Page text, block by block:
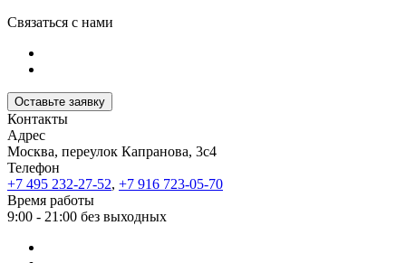
Связаться с нами
Оставьте заявку
Контакты
Адрес
Москва, переулок Капранова, 3с4
Телефон
+7 495 232-27-52, +7 916 723-05-70
Время работы
9:00 - 21:00 без выходных